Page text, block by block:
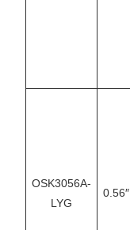
OSK3056A-
LYG
0.56″